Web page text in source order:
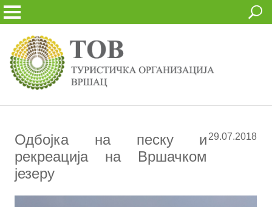
Одбојка на песку и
рекреација на Вршачком
језеру
29.07.2018